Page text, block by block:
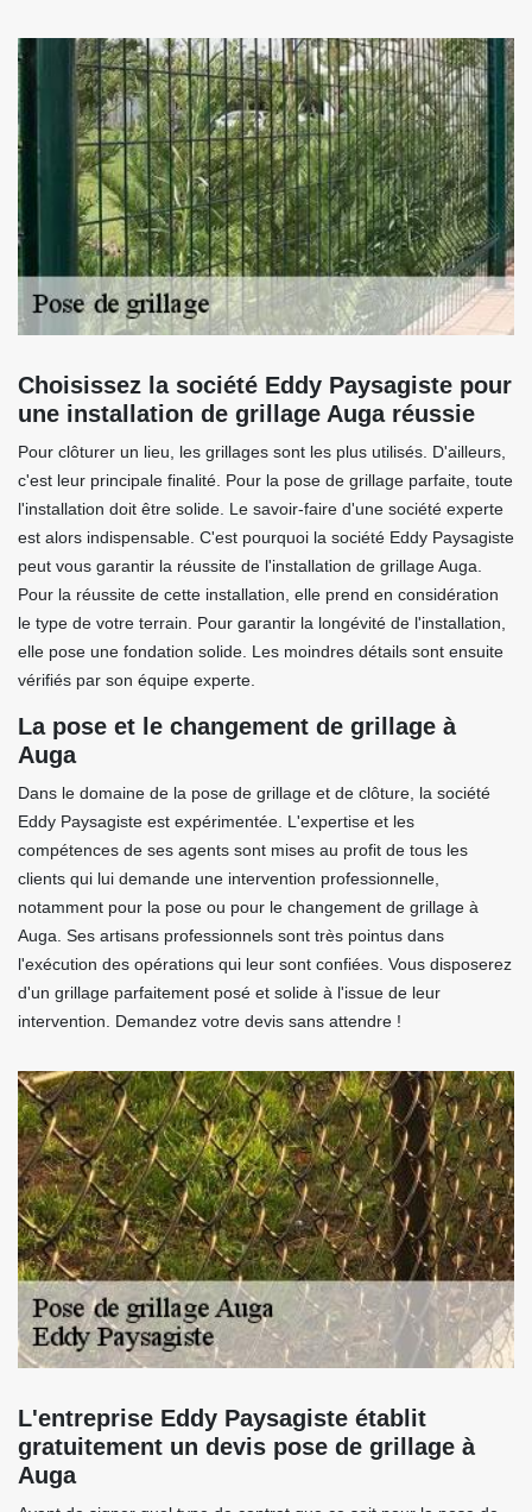
Choisissez la société Eddy Paysagiste pour
une installation de grillage Auga réussie
Pour clôturer un lieu, les grillages sont les plus utilisés. D'ailleurs,
c'est leur principale finalité. Pour la pose de grillage parfaite, toute
l'installation doit être solide. Le savoir-faire d'une société experte
est alors indispensable. C'est pourquoi la société Eddy Paysagiste
peut vous garantir la réussite de l'installation de grillage Auga.
Pour la réussite de cette installation, elle prend en considération
le type de votre terrain. Pour garantir la longévité de l'installation,
elle pose une fondation solide. Les moindres détails sont ensuite
vérifiés par son équipe experte.
La pose et le changement de grillage à
Auga
Dans le domaine de la pose de grillage et de clôture, la société
Eddy Paysagiste est expérimentée. L'expertise et les
compétences de ses agents sont mises au profit de tous les
clients qui lui demande une intervention professionnelle,
notamment pour la pose ou pour le changement de grillage à
Auga. Ses artisans professionnels sont très pointus dans
l'exécution des opérations qui leur sont confiées. Vous disposerez
d'un grillage parfaitement posé et solide à l'issue de leur
intervention. Demandez votre devis sans attendre !
L'entreprise Eddy Paysagiste établit
gratuitement un devis pose de grillage à
Auga